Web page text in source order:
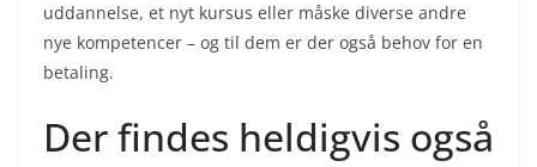
uddannelse, et nyt kursus eller måske diverse andre
nye kompetencer – og til dem er der også behov for en
betaling.
Der findes heldigvis også